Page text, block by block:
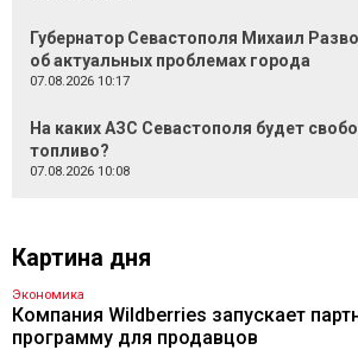
Губернатор Севастополя Михаил
об актуальных проблемах города
07.08.2026 10:17
На каких АЗС Севастополя будет
топливо?
07.08.2026 10:08
Картина дня
Экономика
Компания Wildberries запускает
программу для продавцов